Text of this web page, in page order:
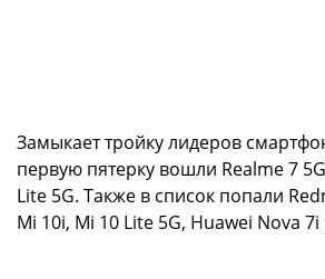
Замыкает тройку лидеров
первую пятерку вошли Realme 7
Lite 5G. Также в список попали
Mi 10i, Mi 10 Lite 5G, Huawei Nova 7i